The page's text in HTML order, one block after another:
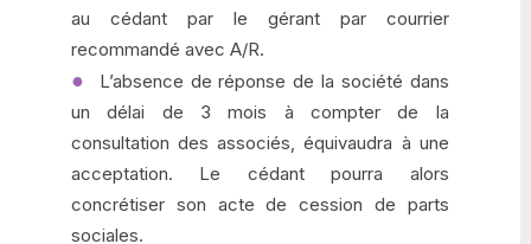
au cédant par le gérant par courrier
recommandé avec A/R.
L’absence de réponse de la société dans
un délai de 3 mois à compter de la
consultation des associés, équivaudra à une
acceptation. Le cédant pourra alors
concrétiser son acte de cession de parts
sociales.